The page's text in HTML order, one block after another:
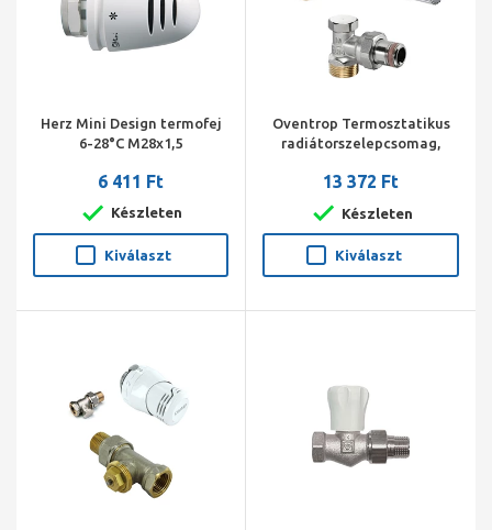
Herz Mini Design termofej
6-28°C M28x1,5
6 411 Ft
Készleten
Kiválaszt
Oventrop Termosztatikus
radiátorszelepcsomag,
(Vindo TH, A radiátorszelep,
Combi 2)
13 372 Ft
Készleten
Kiválaszt